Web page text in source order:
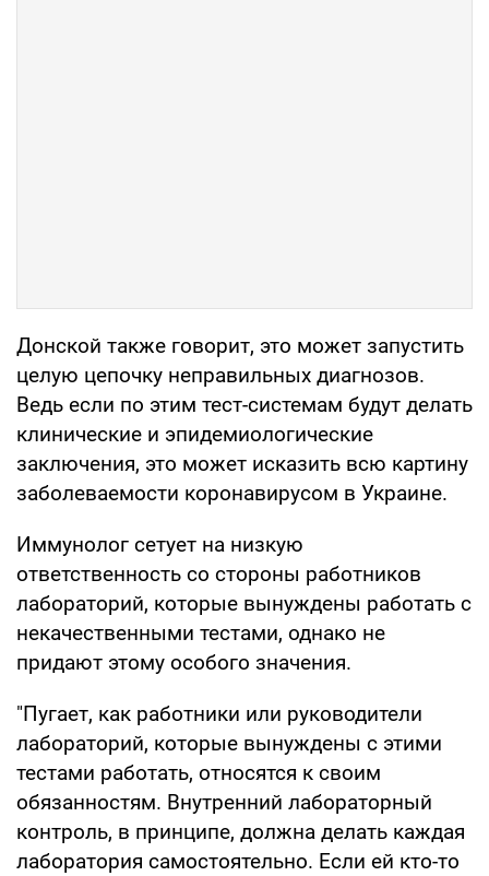
Донской также говорит, это может запустить
целую цепочку неправильных диагнозов.
Ведь если по этим тест-системам будут делать
клинические и эпидемиологические
заключения, это может исказить всю картину
заболеваемости коронавирусом в Украине.
Иммунолог сетует на низкую
ответственность со стороны работников
лабораторий, которые вынуждены работать с
некачественными тестами, однако не
придают этому особого значения.
"Пугает, как работники или руководители
лабораторий, которые вынуждены с этими
тестами работать, относятся к своим
обязанностям. Внутренний лабораторный
контроль, в принципе, должна делать каждая
лаборатория самостоятельно. Если ей кто-то